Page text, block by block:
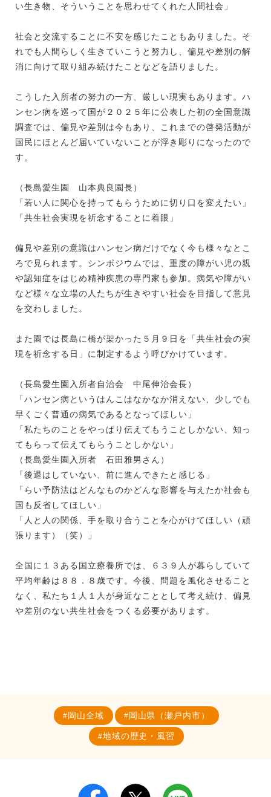
い生き物、そういうことを思わせてくれた人間社会」
社会と交流することに不安を感じたこともありました。そ
れでも人間らしく生きていこうと努力し、偏見や差別の解
消に向けて取り組み続けたことなどを語りました。
こうした入所者の努力の一方、厳しい現実もあります。ハ
ンセン病を巡って国が２０２５年に公表した初の全国意識
調査では、偏見や差別は今もあり、これまでの啓発活動が
国民にほとんど届いていないことが浮き彫りになったので
す。
（長島愛生園 山本典良園長）
「若い人に関心を持ってもらうために切り口を変えたい」
「共生社会実現を祈念することに着眼」
偏見や差別の意識はハンセン病だけでなく今も様々なとこ
ろで見られます。シンポジウムでは、重度の障がい児の親
や認知症をはじめ精神疾患の専門家も参加。病気や障がい
など様々な立場の人たちが生きやすい社会を目指して意見
を交わしました。
また園では長島に橋が架かった５月９日を「共生社会の実
現を祈念する日」に制定するよう呼びかけています。
（長島愛生園入所者自治会 中尾伸治会長）
「ハンセン病というはんこはなかなか消えない、少しでも
早くごく普通の病気であるとなってほしい」
「私たちのことをやっぱり伝えてもうことしかない、知っ
てもらって伝えてもらうことしかない」
（長島愛生園入所者 石田雅男さん）
「後退はしていない、前に進んできたと感じる」
「らい予防法はどんなものかどんな影響を与えたか社会も
国も反省してほしい」
「人と人の関係、手を取り合うことを心がけてほしい（頑
張ります）（笑）」
全国に１３ある国立療養所では、６３９人が暮らしていて
平均年齢は８８．８歳です。今後、問題を風化させること
なく、私たち１人１人が身近なこととして考え続け、偏見
や差別のない共生社会をつくる必要があります。
岡山全域 岡山県（瀬戸内市）
地域の歴史・風習